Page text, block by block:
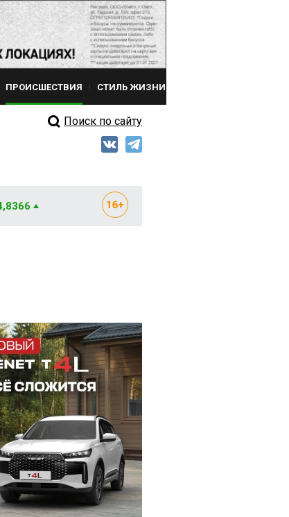
ПРОИСШЕСТВИЯ СТИЛЬ ЖИЗНИ
Поиск по сайту